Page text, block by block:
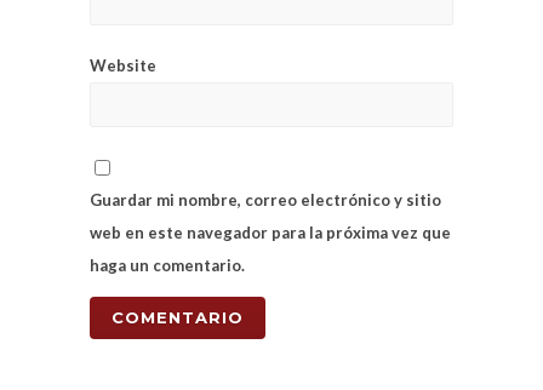
Website
Guardar mi nombre, correo electrónico y sitio
web en este navegador para la próxima vez que
haga un comentario.